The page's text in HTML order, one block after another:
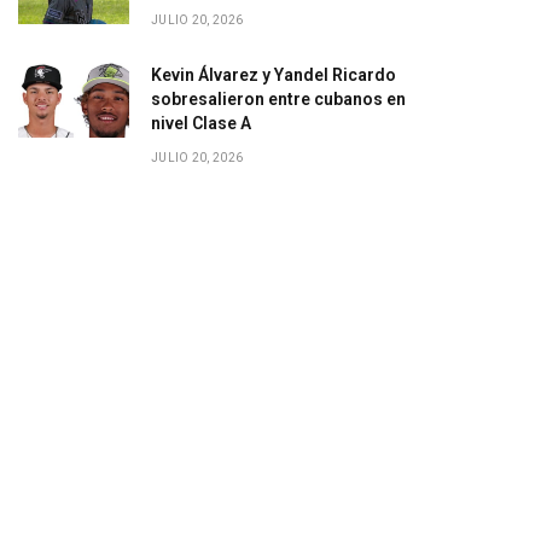
JULIO 20, 2026
Kevin Álvarez y Yandel Ricardo
sobresalieron entre cubanos en
nivel Clase A
JULIO 20, 2026